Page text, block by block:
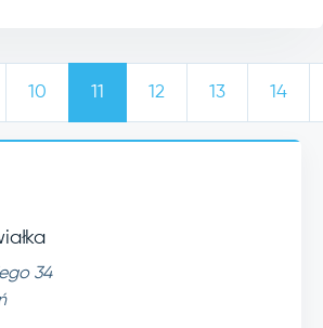
10 11 12 13 14
34